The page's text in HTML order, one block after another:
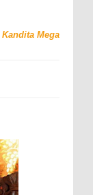
Kandita Mega